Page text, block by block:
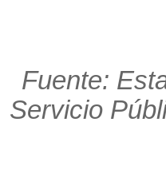
Fuente:
Servicio